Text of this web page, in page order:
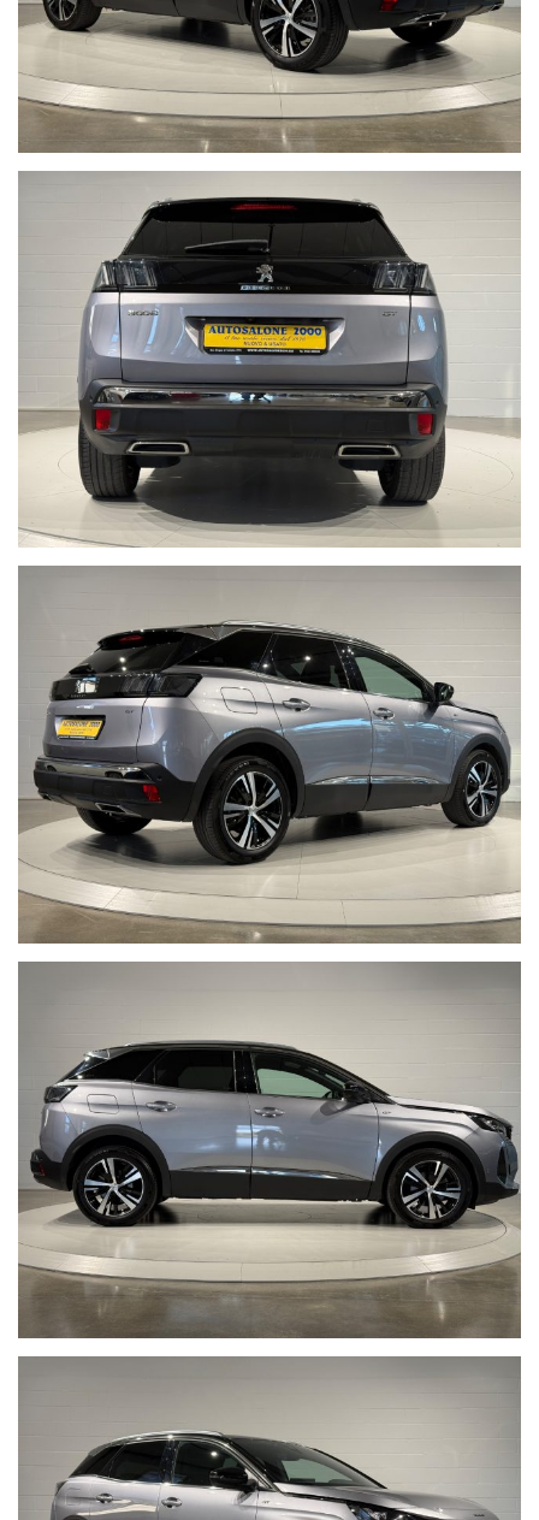
che con vanto portiamo avanti da anni.
Acquistare un'auto usata evitando la truffa non è semplice.
www.nonprendermiperilchilometro.it
Telefono fisso chiamaci : +39 0422 890220
Live Chat Whatsapp scrivici, invia foto del tuo usato, richiedi un
• Juri + 39 345 6008844
• Gianluca + 39 347 7264356
• Lorenzo +39 340 7474900